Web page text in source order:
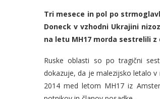
Tri mesece in pol po
Doneck v vzhodni Ukrajini
na letu MH17 morda sestrelili
Ruske oblasti so po tragični
dokazuje, da je malezijsko letalo v
2014 med letom MH17 iz